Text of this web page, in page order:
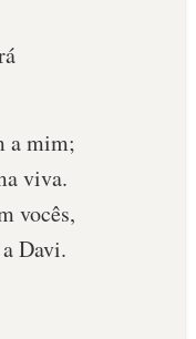
a mim;
viva.
vocês,
Davi.